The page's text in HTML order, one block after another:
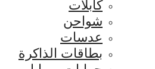
كابلات
شواحن
عدسات
بطاقات الذاكرة